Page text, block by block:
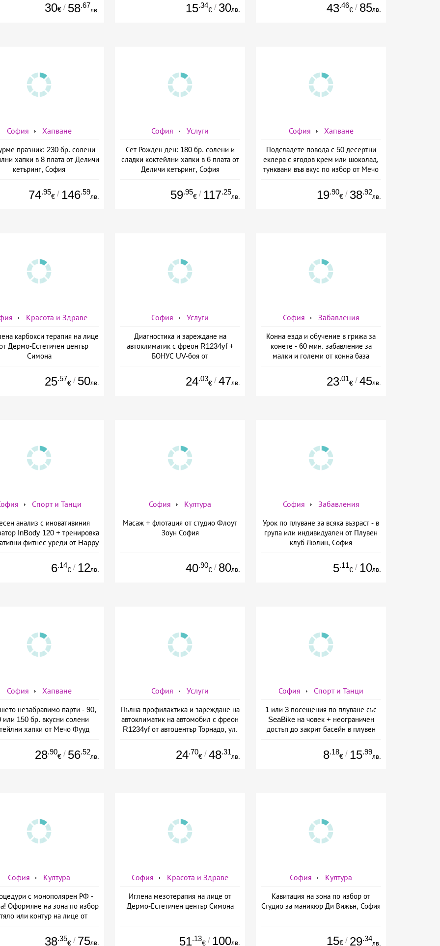
30€ / 58.67
лв. 15.34
€ / 30лв. 43.46
€ / 85лв.
София Хапване
празник: 230 бр. солени
хапки в 8 плата от Деличи
кетъринг, София
74.95
€ / 146.59
лв.
София Услуги
Сет Рожден ден: 180 бр. солени и
сладки коктейлни хапки в 6 плата от
Деличи кетъринг, София
59.95
€ / 117.25
лв.
София Хапване
Подсладете повода с 50 десертни
еклера с ягодов крем или шоколад,
тунквани във вкус по избор от Мечо
19.90
€ / 38.92
лв.
Красота и Здраве
карбокси терапия на лице
Дермо-Естетичен център
Симона
25.57
€ / 50лв.
София Услуги
Диагностика и зареждане на
автоклиматик с фреон R1234yf +
БОНУС UV-боя от
AutoClimaMASTER в Люлин
24.03
€ / 47лв.
София Забавления
Конна езда и обучение в грижа за
конете - 60 мин. забавление за
малки и големи от конна база
23.01
€ / 45лв.
Спорт и Танци
анализ с иновативиния
InBody 120 + тренировка
фитнес уреди от Happy
6.14
€ / 12лв.
София Култура
Масаж + флотация от студио Флоут
Зоун София
40.90
€ / 80лв.
София Забавления
Урок по плуване за всяка възраст - в
група или индивидуален от Плувен
клуб Люлин, София
5.11
€ / 10лв.
София Хапване
незабравимо парти - 90,
или 150 бр. вкусни солени
хапки от Мечо Фууд
28.90
€ / 56.52
лв.
София Услуги
Пълна профилактика и зареждане на
автоклиматик на автомобил с фреон
R1234yf от автоцентър Торнадо, ул.
24.70
€ / 48.31
лв.
София Спорт и Танци
1 или 3 посещения по плуване със
SeaBike на човек + неограничен
достъп до закрит басейн в плувен
8.18
€ / 15.99
лв.
София Култура
с монополярен РФ -
Оформяне на зона по избор
или контур на лице от
38.35
€ / 75лв.
София Красота и Здраве
Иглена мезотерапия на лице от
Дермо-Естетичен център Симона
51.13
€ / 100лв.
София Култура
Кавитация на зона по избор от
Студио за маникюр Ди Вижън, София
15€ / 29.34
лв.